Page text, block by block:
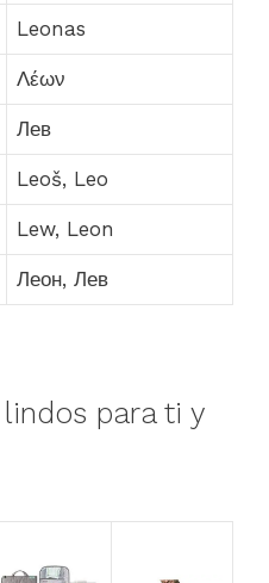
Leonas
Λέων
Лев
Leoš, Leo
Lew, Leon
Леон, Лев
para ti y